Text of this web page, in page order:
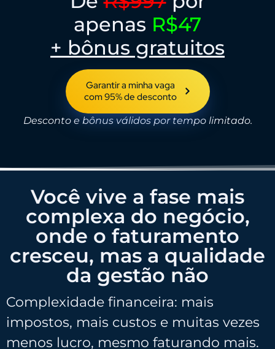
apenas R$47
+ bônus gratuitos
Garantir a minha vaga
com 95% de desconto
Desconto e bônus válidos por tempo limitado.
Você vive a fase mais
complexa do negócio,
onde o faturamento
cresceu, mas a qualidade
da gestão não
Complexidade financeira: mais
impostos, mais custos e muitas vezes
menos lucro, mesmo faturando mais.